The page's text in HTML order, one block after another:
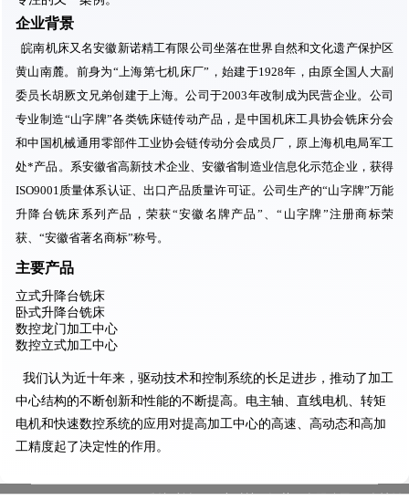
企业背景
皖南机床又名安徽新诺精工有限公司坐落在世界自然和文化遗产保护区
黄山南麓。前身为“上海第七机床厂”，始建于1928年，由原全国人大副
委员长胡厥文兄弟创建于上海。公司于2003年改制成为民营企业。公司
专业制造“山字牌”各类铣床链传动产品，是中国机床工具协会铣床分会
和中国机械通用零部件工业协会链传动分会成员厂，原上海机电局军工
处*产品。系安徽省高新技术企业、安徽省制造业信息化示范企业，获得
ISO9001质量体系认证、出口产品质量许可证。公司生产的“山字牌”万能
升降台铣床系列产品，荣获“安徽名牌产品”、“山字牌”注册商标荣
获、“安徽省著名商标”称号。
主要产品
立式升降台铣床
卧式升降台铣床
数控龙门加工中心
数控立式加工中心
我们认为近十年来，驱动技术和控制系统的长足进步，推动了加工
中心结构的不断创新和性能的不断提高。电主轴、直线电机、转矩
电机和快速数控系统的应用对提高加工中心的高速、高动态和高加
工精度起了决定性的作用。